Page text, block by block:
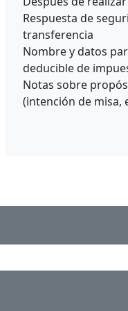
Respuesta de
transferencia
Nombre y datos
deducible de
Notas sobre
(intención de misa,